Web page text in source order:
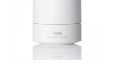
オルビス内スキンケアシリーズの保
湿力*3 年齢に応じたお手入れのこ
る*6 乾燥、ハリ・ツヤのなさ
か唇を実現します。【ご使用方法】
清潔な指先またはお手持ちのリップ
くなじませてください。